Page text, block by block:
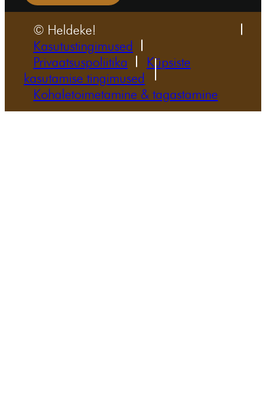
© Heldeke!
Kasutustingimused
Privaatsuspoliitika
Küpsiste
kasutamise tingimused
Kohaletoimetamine & tagastamine